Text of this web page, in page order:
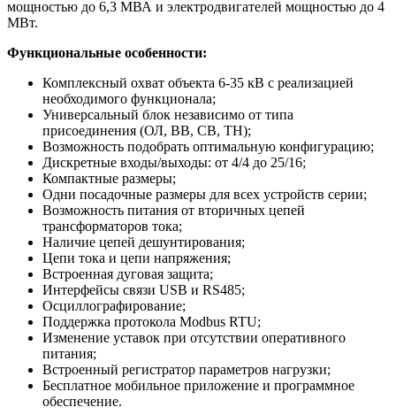
мощностью до 6,3 МВА и электродвигателей мощностью до 4
МВт.
Функциональные особенности:
Комплексный охват объекта 6-35 кВ с реализацией
необходимого функционала;
Универсальный блок независимо от типа
присоединения (ОЛ, ВВ, СВ, ТН);
Возможность подобрать оптимальную конфигурацию;
Дискретные входы/выходы: от 4/4 до 25/16;
Компактные размеры;
Одни посадочные размеры для всех устройств серии;
Возможность питания от вторичных цепей
трансформаторов тока;
Наличие цепей дешунтирования;
Цепи тока и цепи напряжения;
Встроенная дуговая защита;
Интерфейсы связи USB и RS485;
Осциллографирование;
Поддержка протокола Modbus RTU;
Изменение уставок при отсутствии оперативного
питания;
Встроенный регистратор параметров нагрузки;
Бесплатное мобильное приложение и программное
обеспечение.